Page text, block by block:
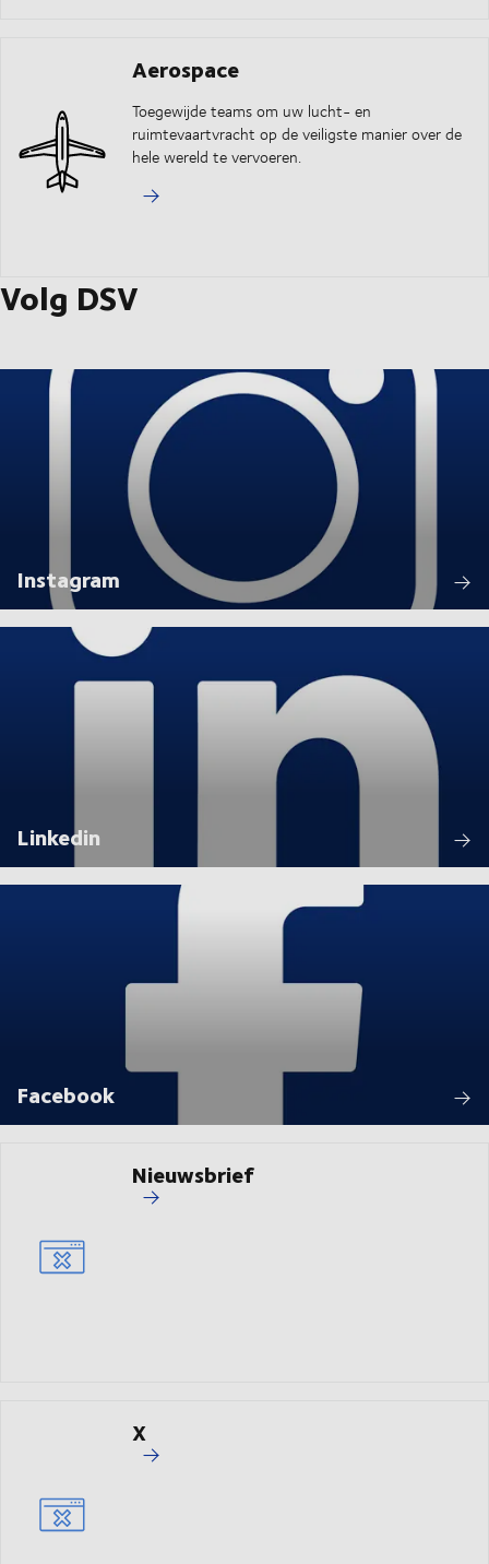
Aerospace
Toegewijde teams om uw lucht- en
ruimtevaartvracht op de veiligste manier over de
hele wereld te vervoeren.
Volg DSV
Instagram
Linkedin
Facebook
Nieuwsbrief
X